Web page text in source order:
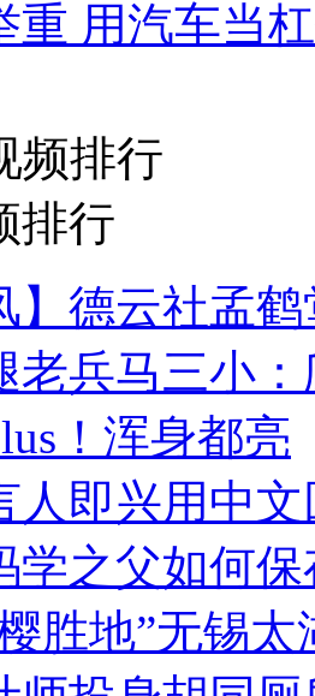
重 用汽车当
频排行
排行
】德云社孟
老兵马三小
！浑身都亮
人即兴用中
学之父如何
胜地”无锡